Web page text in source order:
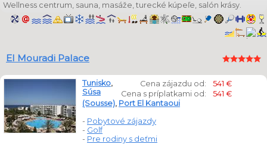
Wellness centrum, sauna, masáže, turecké kúpeľe, salón krásy.
El Mouradi Palace
Cena zájazdu od:
541 €
Cena s príplatkami od:
541 €
Tunisko,
Súsa
(Sousse), Port El Kantaoui
- Pobytové zájazdy
- Golf
- Pre rodiny s deťmi